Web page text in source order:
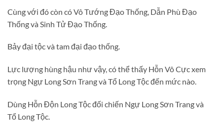
Cùng với đó còn có Vô Tướng Đạo Thống, Dẫn Phù Đạo
Thống và Sinh Tử Đạo Thống.
Bảy đại tộc và tam đại đạo thống.
Lực lượng hùng hậu như vậy, có thể thấy Hỗn Vô Cực xem
trọng Ngự Long Sơn Trang và Tổ Long Tộc đến mức nào.
Dùng Hỗn Độn Long Tộc đối chiến Ngự Long Sơn Trang và
Tổ Long Tộc.